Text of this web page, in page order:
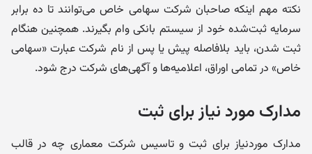
نکته مهم اینکه صاحبان شرکت سهامی خاص می‌توانند تا ده برابر
سرمایه ثبت‌شده خود از سیستم بانکی وام بگیرند. همچنین هنگام
ثبت شدن، باید بلافاصله پیش یا پس از نام شرکت عبارت «سهامی
خاص» در تمامی اوراق، اعلامیه‌ها و آگهی‌های شرکت درج شود.
مدارک مورد نیاز برای ثبت
مدارک موردنیاز برای ثبت و تاسیس شرکت معماری چه در قالب